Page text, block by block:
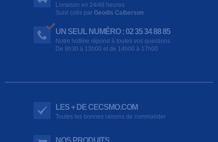
Livraison en 24/48 heures
Suivi colis par Geodis Calberson
UN SEUL NUMÉRO : 02 35 34 88 85
Notre hotline répond à toutes vos questions
De 9h30 à 13h00 et de 14h00 à 17h00
LES + DE CECSMO.COM
Toutes les bonnes raisons de commander
NOS PRODUITS